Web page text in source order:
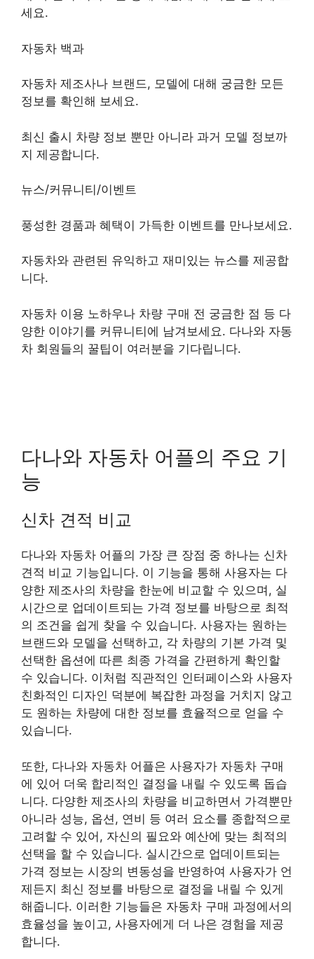
세요.
자동차 백과
자동차 제조사나 브랜드, 모델에 대해 궁금한 모든
정보를 확인해 보세요.
최신 출시 차량 정보 뿐만 아니라 과거 모델 정보까
지 제공합니다.
뉴스/커뮤니티/이벤트
풍성한 경품과 혜택이 가득한 이벤트를 만나보세요.
자동차와 관련된 유익하고 재미있는 뉴스를 제공합
니다.
자동차 이용 노하우나 차량 구매 전 궁금한 점 등 다
양한 이야기를 커뮤니티에 남겨보세요. 다나와 자동
차 회원들의 꿀팁이 여러분을 기다립니다.
다나와 자동차 어플의 주요 기
능
신차 견적 비교
다나와 자동차 어플의 가장 큰 장점 중 하나는 신차
견적 비교 기능입니다. 이 기능을 통해 사용자는 다
양한 제조사의 차량을 한눈에 비교할 수 있으며, 실
시간으로 업데이트되는 가격 정보를 바탕으로 최적
의 조건을 쉽게 찾을 수 있습니다. 사용자는 원하는
브랜드와 모델을 선택하고, 각 차량의 기본 가격 및
선택한 옵션에 따른 최종 가격을 간편하게 확인할
수 있습니다. 이처럼 직관적인 인터페이스와 사용자
친화적인 디자인 덕분에 복잡한 과정을 거치지 않고
도 원하는 차량에 대한 정보를 효율적으로 얻을 수
있습니다.
또한, 다나와 자동차 어플은 사용자가 자동차 구매
에 있어 더욱 합리적인 결정을 내릴 수 있도록 돕습
니다. 다양한 제조사의 차량을 비교하면서 가격뿐만
아니라 성능, 옵션, 연비 등 여러 요소를 종합적으로
고려할 수 있어, 자신의 필요와 예산에 맞는 최적의
선택을 할 수 있습니다. 실시간으로 업데이트되는
가격 정보는 시장의 변동성을 반영하여 사용자가 언
제든지 최신 정보를 바탕으로 결정을 내릴 수 있게
해줍니다. 이러한 기능들은 자동차 구매 과정에서의
효율성을 높이고, 사용자에게 더 나은 경험을 제공
합니다.